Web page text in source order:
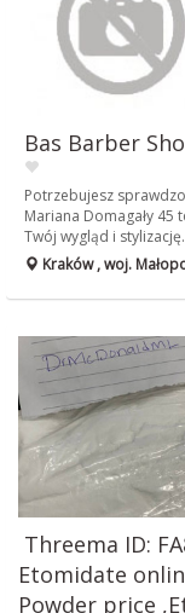
Bas Barber
Potrzebujesz
Mariana Domagały
Twój wygląd i
Kraków , woj.
Threema ID:
Etomidate
Powder price